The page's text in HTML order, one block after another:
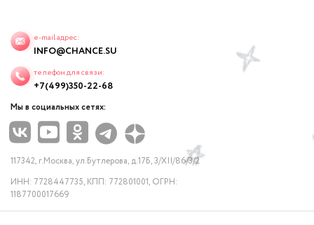
e-mail адрес:
INFO@CHANCE.SU
телефон для связи:
+7(499)350-22-68
Мы в социальных сетях:
117342, г.Москва, ул.Бутлерова, д.17Б, 3/XII/86/3/2
ИНН: 7728447735, КПП: 772801001, ОГРН:
1187700017669